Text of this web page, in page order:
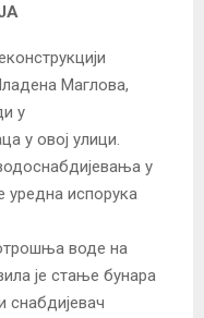
Маглова,
у
у овој улици.
у
уредна испорука
воде на
је стање бунара
снабдијевач